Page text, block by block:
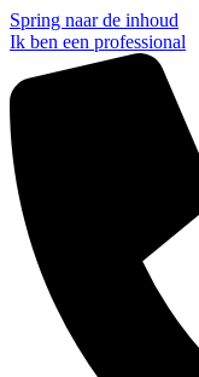
Spring naar de inhoud
Ik ben een professional